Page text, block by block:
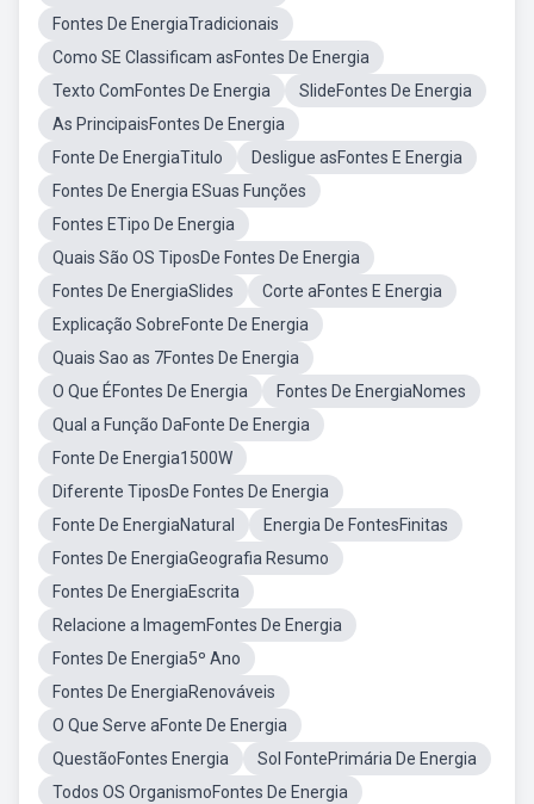
Fontes De EnergiaTradicionais
Como SE Classificam asFontes De Energia
Texto ComFontes De Energia
SlideFontes De Energia
As PrincipaisFontes De Energia
Fonte De EnergiaTitulo
Desligue asFontes E Energia
Fontes De Energia ESuas Funções
Fontes ETipo De Energia
Quais São OS TiposDe Fontes De Energia
Fontes De EnergiaSlides
Corte aFontes E Energia
Explicação SobreFonte De Energia
Quais Sao as 7Fontes De Energia
O Que ÉFontes De Energia
Fontes De EnergiaNomes
Qual a Função DaFonte De Energia
Fonte De Energia1500W
Diferente TiposDe Fontes De Energia
Fonte De EnergiaNatural
Energia De FontesFinitas
Fontes De EnergiaGeografia Resumo
Fontes De EnergiaEscrita
Relacione a ImagemFontes De Energia
Fontes De Energia5º Ano
Fontes De EnergiaRenováveis
O Que Serve aFonte De Energia
QuestãoFontes Energia
Sol FontePrimária De Energia
Todos OS OrganismoFontes De Energia